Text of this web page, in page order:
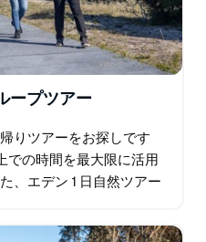
ープツアー
りツアーをお探しです
での時間を最大限に活用
、エデン 1 日自然ツアー
この地域の生態、歴史…